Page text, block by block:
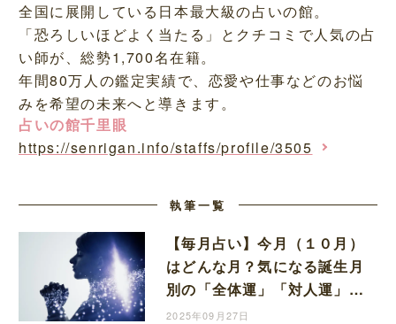
全国に展開している日本最大級の占いの館。
「恐ろしいほどよく当たる」とクチコミで人気の占
い師が、総勢1,700名在籍。
年間80万人の鑑定実績で、恋愛や仕事などのお悩
みを希望の未来へと導きます。
占いの館千里眼
https://senrigan.info/staffs/profile/3505
執筆一覧
【毎月占い】今月（１０月）
はどんな月？気になる誕生月
別の「全体運」「対人運」
「金運」お教えします
2025年09月27日